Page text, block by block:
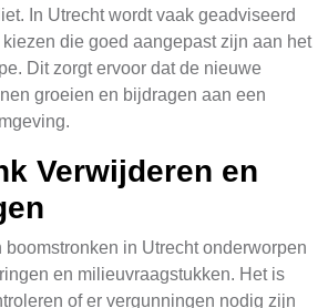
In Utrecht wordt vaak geadviseerd
die goed aangepast zijn aan het
Dit zorgt ervoor dat de nieuwe
groeien en bijdragen aan een
Verwijderen en
boomstronken in Utrecht onderworpen
en milieuvraagstukken. Het is
of er vergunningen nodig zijn